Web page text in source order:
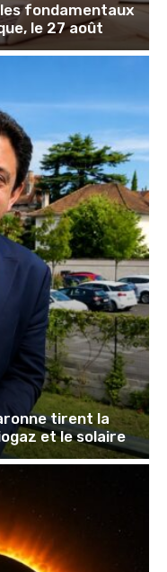
fondamentaux
le 27 août
tirent la
et le solaire